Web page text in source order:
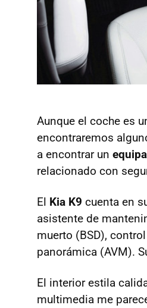
Aunque el coche es
encontraremos
a encontrar un
relacionado con
El Kia K9 cuenta en
asistente de
muerto (BSD),
panorámica (AVM).
El interior estila
multimedia me